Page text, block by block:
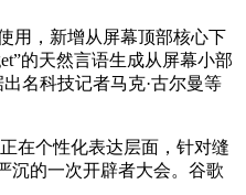
用，新增从屏幕顶部核心下
的天然言语生成从屏幕小部
名科技记者马克·古尔曼等
在个性化表达层面，针对缝
沉的一次开辟者大会。谷歌